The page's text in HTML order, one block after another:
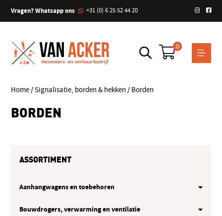
Vragen? Whatsapp ons +31 (0) 6 25 52 44 20
0
Home/Signalisatie, borden & hekken / Borden
BORDEN
ASSORTIMENT
Aanhangwagens en toebehoren
Bouwdrogers, verwarming en ventilatie